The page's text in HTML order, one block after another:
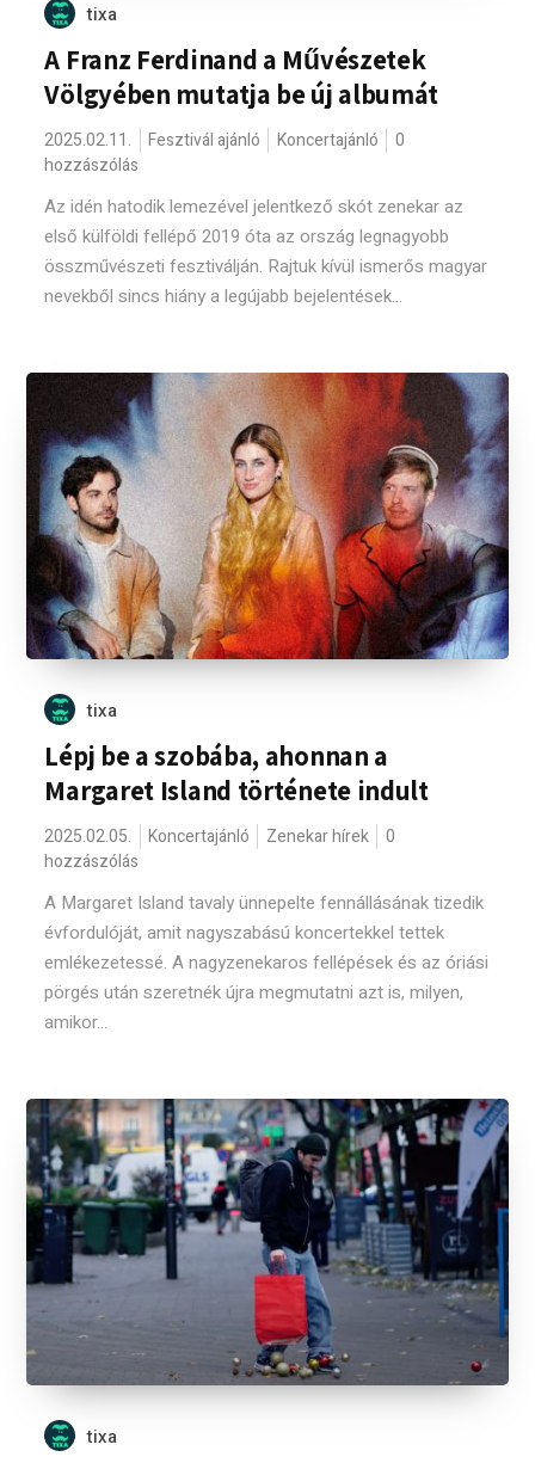
tixa
A Franz Ferdinand a Művészetek
Völgyében mutatja be új albumát
2025.02.11. Fesztivál ajánló Koncertajánló
0
hozzászólás
Az idén hatodik lemezével jelentkező skót zenekar az
első külföldi fellépő 2019 óta az ország legnagyobb
összművészeti fesztiválján. Rajtuk kívül ismerős magyar
nevekből sincs hiány a legújabb bejelentések...
tixa
Lépj be a szobába, ahonnan a
Margaret Island története indult
2025.02.05. Koncertajánló Zenekar hírek
0
hozzászólás
A Margaret Island tavaly ünnepelte fennállásának tizedik
évfordulóját, amit nagyszabású koncertekkel tettek
emlékezetessé. A nagyzenekaros fellépések és az óriási
pörgés után szeretnék újra megmutatni azt is, milyen,
amikor...
tixa